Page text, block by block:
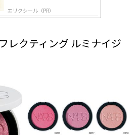
エリクシール（PR）
レクティング ルミナイジ